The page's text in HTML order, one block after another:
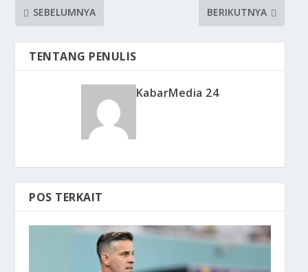
SEBELUMNYA BERIKUTNYA
TENTANG PENULIS
KabarMedia 24
POS TERKAIT